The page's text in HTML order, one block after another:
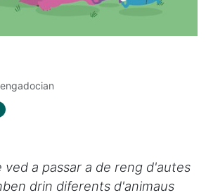
ved a passar a de reng d'autes
drin diferents d'animaus